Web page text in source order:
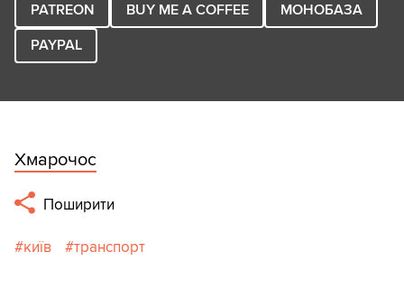
PATREON BUY ME A COFFEE
МОНОБАЗА
PAYPAL
Хмарочос
Поширити
київ транспорт